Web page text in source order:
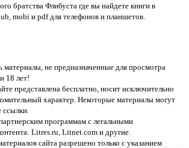
братства Флибуста где вы найдете книги в
mobi и pdf для телефонов и планшетов.
не предназначенные для просмотра
18 лет!
представлена бесплатно, носит исключительно
характер. Некоторые материалы могут
ссылки.
программам с легальными
Litres.ru, Litnet.com и другие.
сайта разрешено только с указанием